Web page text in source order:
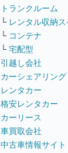
トランクルーム
└ レンタル収納ス
└ コンテナ
└ 宅配型
引越し会社
カーシェアリング
レンタカー
格安レンタカー
カーリース
車買取会社
中古車情報サイト